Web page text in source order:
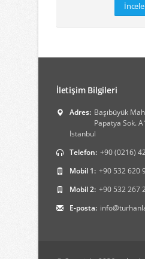
İncele
İletişim Bilgileri
Adres: Başıbüyük
Papatya Sok.
İstanbul
Telefon: +90 (0216)
Mobil 1: +90 532 620
Mobil 2: +90 532 267
E-posta: